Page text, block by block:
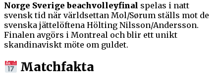
Norge Sverige beachvolleyfinal spelas i natt
svensk tid när världsettan Mol/Sørum ställs mot de
svenska jättelöftena Hölting Nilsson/Andersson.
Finalen avgörs i Montreal och blir ett unikt
skandinaviskt möte om guldet.
Matchfakta